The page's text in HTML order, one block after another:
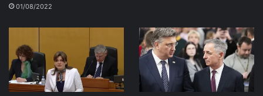
01/08/2022